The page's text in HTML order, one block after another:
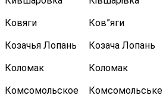
Ковяги
Ков”яги
Козачья Лопань
Козача Лопань
Коломак
Коломак
Комсомольское
Комсомольське